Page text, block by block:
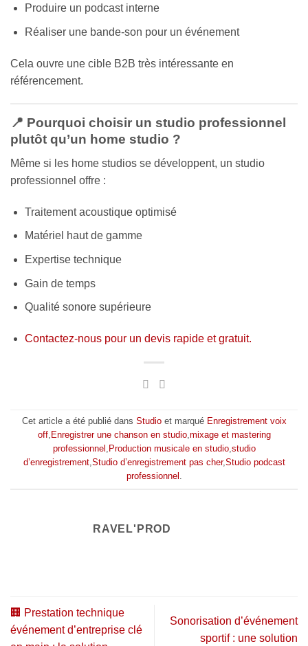
Produire un podcast interne
Réaliser une bande-son pour un événement
Cela ouvre une cible B2B très intéressante en
référencement.
📍 Pourquoi choisir un studio professionnel
plutôt qu’un home studio ?
Même si les home studios se développent, un studio
professionnel offre :
Traitement acoustique optimisé
Matériel haut de gamme
Expertise technique
Gain de temps
Qualité sonore supérieure
Contactez-nous pour un devis rapide et gratuit.
Cet article a été publié dans Studioet marqué Enregistrement voix
off, Enregistrer une chanson en studio, mixage et mastering
professionnel Production musicale en studio, studio
d’enregistrement, Studio d’enregistrement pas cher,Studio podcast
professionnel
RAVEL'PROD
🏢 Prestation technique
événement d’entreprise clé
Sonorisation d’événement
sportif : une solution